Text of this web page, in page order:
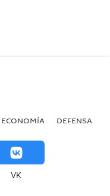
ECONOMÍA DEFENSA
VK